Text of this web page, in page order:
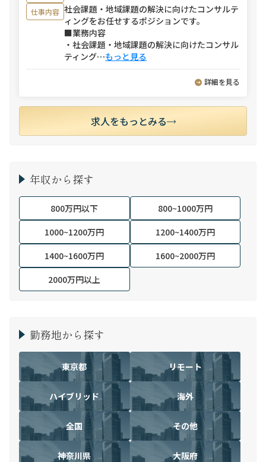
仕事内容 社会課題・地域課題の解決に向けたコンサルテ
ィングをお任せするポジションです。
■業務内容
・社会課題・地域課題の解決に向けたコンサル
ティング⋯もっと見る
詳細を見る
求人をもっとみる
年収から探す
800万円以下
800~1000万円
1000~1200万円
1200~1400万円
1400~1600万円
1600~2000万円
2000万円以上
勤務地から探す
東京都 リモート
ハイブリッド 海外
全国 その他
神奈川県 大阪府